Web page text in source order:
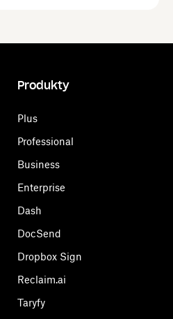
Produkty
Plus
Professional
Business
Enterprise
Dash
DocSend
Dropbox Sign
Reclaim.ai
Taryfy